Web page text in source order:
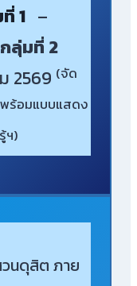
1 –
กลุ่มที่ 2
2569 (จัด
ร้อมแบบแสดง
ฯ)
นดุสิต ภาย